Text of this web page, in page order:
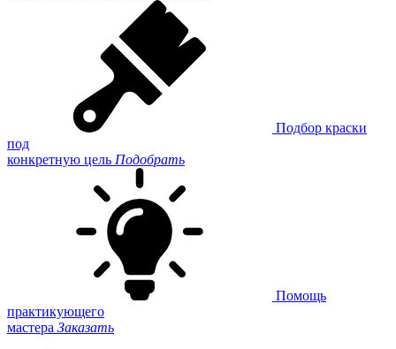
Подбор краски
под
конкретную цель Подобрать
Помощь
практикующего
мастера Заказать